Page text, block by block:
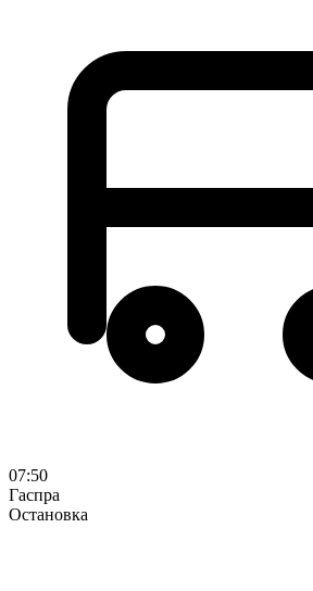
07:50
Гаспра
Остановка